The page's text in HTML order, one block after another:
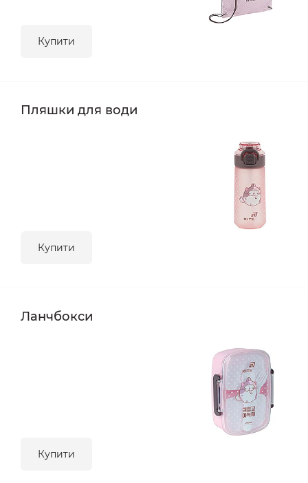
Купити
Пляшки для води
Купити
Ланчбокси
Купити